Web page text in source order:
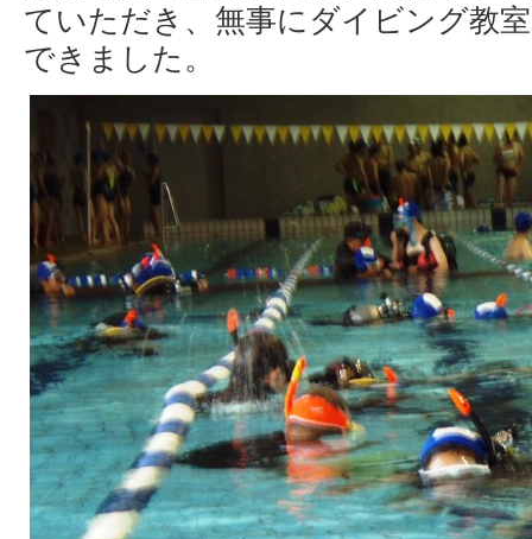
ていただき、無事にダイビング教
できました。